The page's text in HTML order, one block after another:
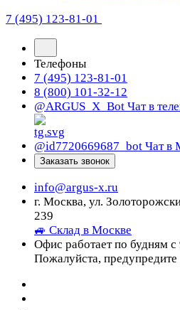
7 (495) 123-81-01
Телефоны
7 (495) 123-81-01
8 (800) 101-32-12
@ARGUS_X_Bot Чат в
@id7720669687_bot Чат
Заказать звонок
info@argus-x.ru
г. Москва, ул.
239
🚙 Склад в Москве
Офис работает по будням
Пожалуйста, предупредите